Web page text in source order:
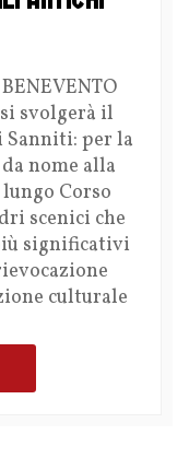
svolgerà il
per la
nome alla
Corso
scenici che
significativi
culturale